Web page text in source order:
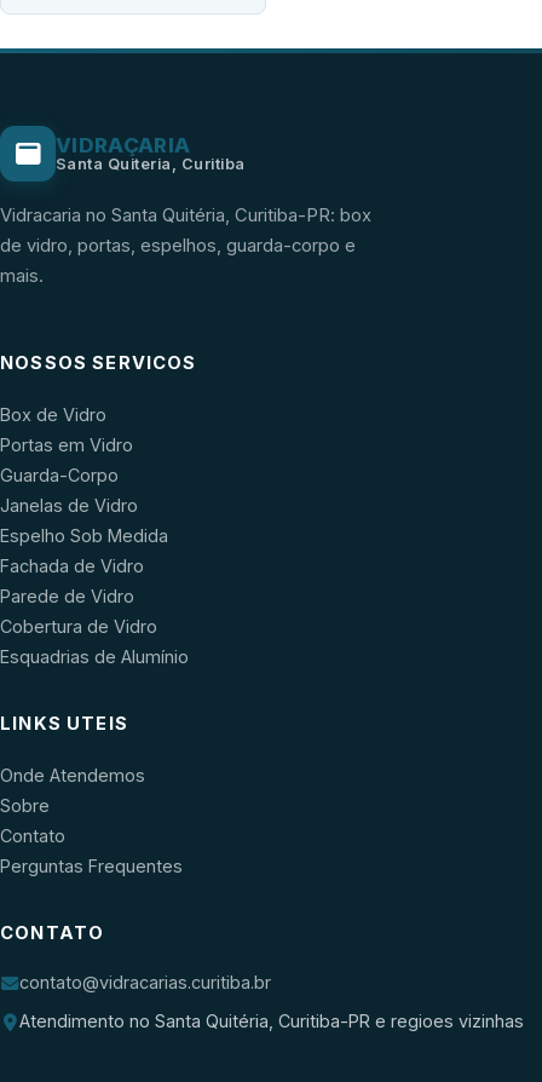
VIDRAÇARIA
Santa Quiteria, Curitiba
Vidracaria no Santa Quitéria, Curitiba-PR: box
de vidro, portas, espelhos, guarda-corpo e
mais.
NOSSOS SERVICOS
Box de Vidro
Portas em Vidro
Guarda-Corpo
Janelas de Vidro
Espelho Sob Medida
Fachada de Vidro
Parede de Vidro
Cobertura de Vidro
Esquadrias de Alumínio
LINKS UTEIS
Onde Atendemos
Sobre
Contato
Perguntas Frequentes
CONTATO
contato@vidracarias.curitiba.br
Atendimento no Santa Quitéria, Curitiba-PR e regioes vizinhas